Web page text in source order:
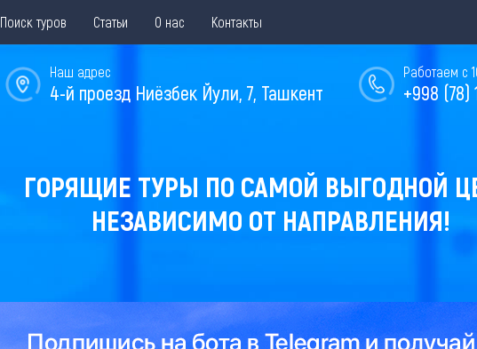
Поиск туров Статьи О нас Контакты
Работаем с
+998 (78)
Наш адрес
4-й проезд Ниёзбек Йули, 7, Ташкент
ГОРЯЩИЕ ТУРЫ ПО САМОЙ ВЫГОДНОЙ
НЕЗАВИСИМО ОТ НАПРАВЛЕНИЯ!